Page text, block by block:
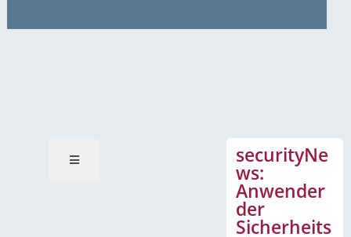
securityNe
ws:
Anwender
der
Sicherheits